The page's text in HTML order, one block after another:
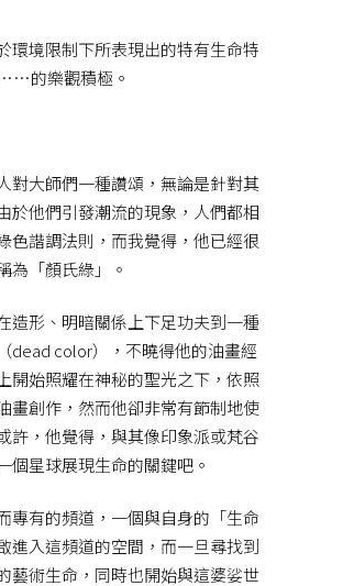
環境限制下所表現出的特有生命特
的樂觀積極。
對大師們一種讚頌，無論是針對其
於他們引發潮流的現象，人們都相
色諧調法則，而我覺得，他已經很
為「顏氏綠」。
造形、明暗關係上下足功夫到一種
dead color），不曉得他的油畫經
開始照耀在神秘的聖光之下，依照
畫創作，然而他卻非常有節制地使
許，他覺得，與其像印象派或梵谷
星球展現生命的關鍵吧。
專有的頻道，一個與自身的「生命
進入這頻道的空間，而一旦尋找到
藝術生命，同時也開始與這婆娑世